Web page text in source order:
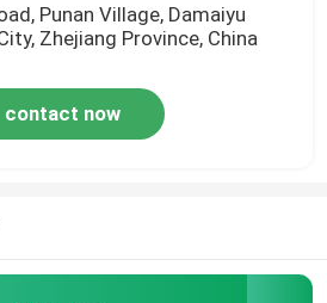
Punan Village, Damaiyu
Zhejiang Province, China
contact now